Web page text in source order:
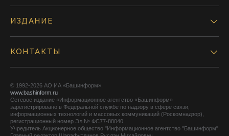
ИЗДАНИЕ
КОНТАКТЫ
© 1992-2026 АО ИА «Башинформ».
www.bashinform.ru
Сетевое издание «Информационное агентство «Башинформ»
зарегистрировано в Федеральной службе по надзору в сфере связи,
информационных технологий и массовых коммуникаций (Роскомнадзор),
регистрационный номер Эл № ФС77-88040
Учредитель Акционерное общество "Информационное агентство "Башинформ"